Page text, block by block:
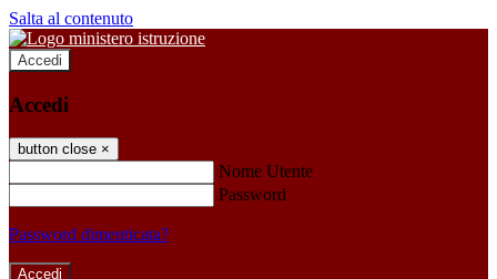
Salta al contenuto
Accedi
Accedi
button close ×
Nome Utente
Password
Password dimenticata?